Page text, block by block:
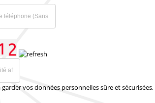
vos données personnelles sûre et sécurisées,